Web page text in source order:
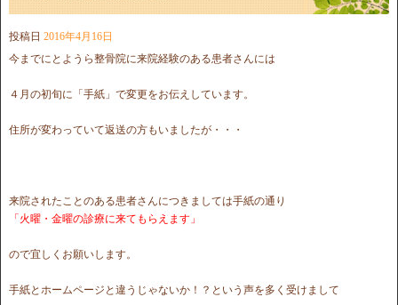
投稿日 2016年4月16日
今までにとようら整骨院に来院経験のある患者さんには
４月の初旬に「手紙」で変更をお伝えしています。
住所が変わっていて返送の方もいましたが・・・
来院されたことのある患者さんにつきましては手紙の通り
「火曜・金曜の診療に来てもらえます」
ので宜しくお願いします。
手紙とホームページと違うじゃないか！？という声を多く受けまして